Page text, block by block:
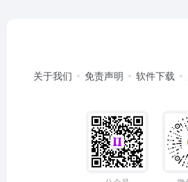
关于我们 免责声明 软件下载